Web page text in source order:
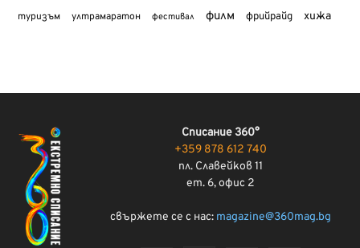
туризъм ултрамаратон фестивал филм фрийрайд хижа
Списание 360°
+359 878 612 740
пл. Славейков 11
ет. 6, офис 2
свържете се с нас: magazine@360mag.bg